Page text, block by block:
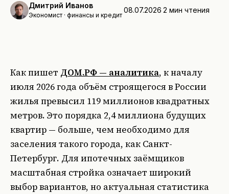
Дмитрий Иванов
Экономист · финансы и кредит
08.07.2026 2 мин чтения
Как пишет ДОМ.РФ — аналитика, к началу
июля 2026 года объём строящегося в России
жилья превысил 119 миллионов квадратных
метров. Это порядка 2,4 миллиона будущих
квартир — больше, чем необходимо для
заселения такого города, как Санкт-
Петербург. Для ипотечных заёмщиков
масштабная стройка означает широкий
выбор вариантов, но актуальная статистика